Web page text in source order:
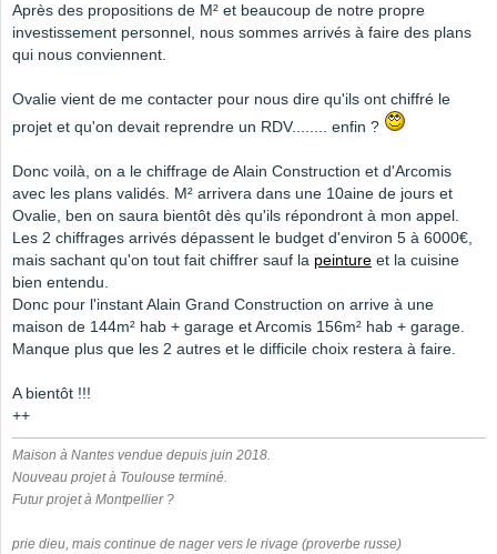
Après des propositions de M² et beaucoup de notre propre
investissement personnel, nous sommes arrivés à faire des plans
qui nous conviennent.
Ovalie vient de me contacter pour nous dire qu'ils ont chiffré le
projet et qu'on devait reprendre un RDV........ enfin ?
Donc voilà, on a le chiffrage de Alain Construction et d'Arcomis
avec les plans validés. M² arrivera dans une 10aine de jours et
Ovalie, ben on saura bientôt dès qu'ils répondront à mon appel.
Les 2 chiffrages arrivés dépassent le budget d'environ 5 à 6000€,
mais sachant qu'on tout fait chiffrer sauf la peinture et la cuisine
bien entendu.
Donc pour l'instant Alain Grand Construction on arrive à une
maison de 144m² hab + garage et Arcomis 156m² hab + garage.
Manque plus que les 2 autres et le difficile choix restera à faire.
A bientôt !!!
++
Maison à Nantes vendue depuis juin 2018.
Nouveau projet à Toulouse terminé.
Futur projet à Montpellier ?
prie dieu, mais continue de nager vers le rivage (proverbe russe)